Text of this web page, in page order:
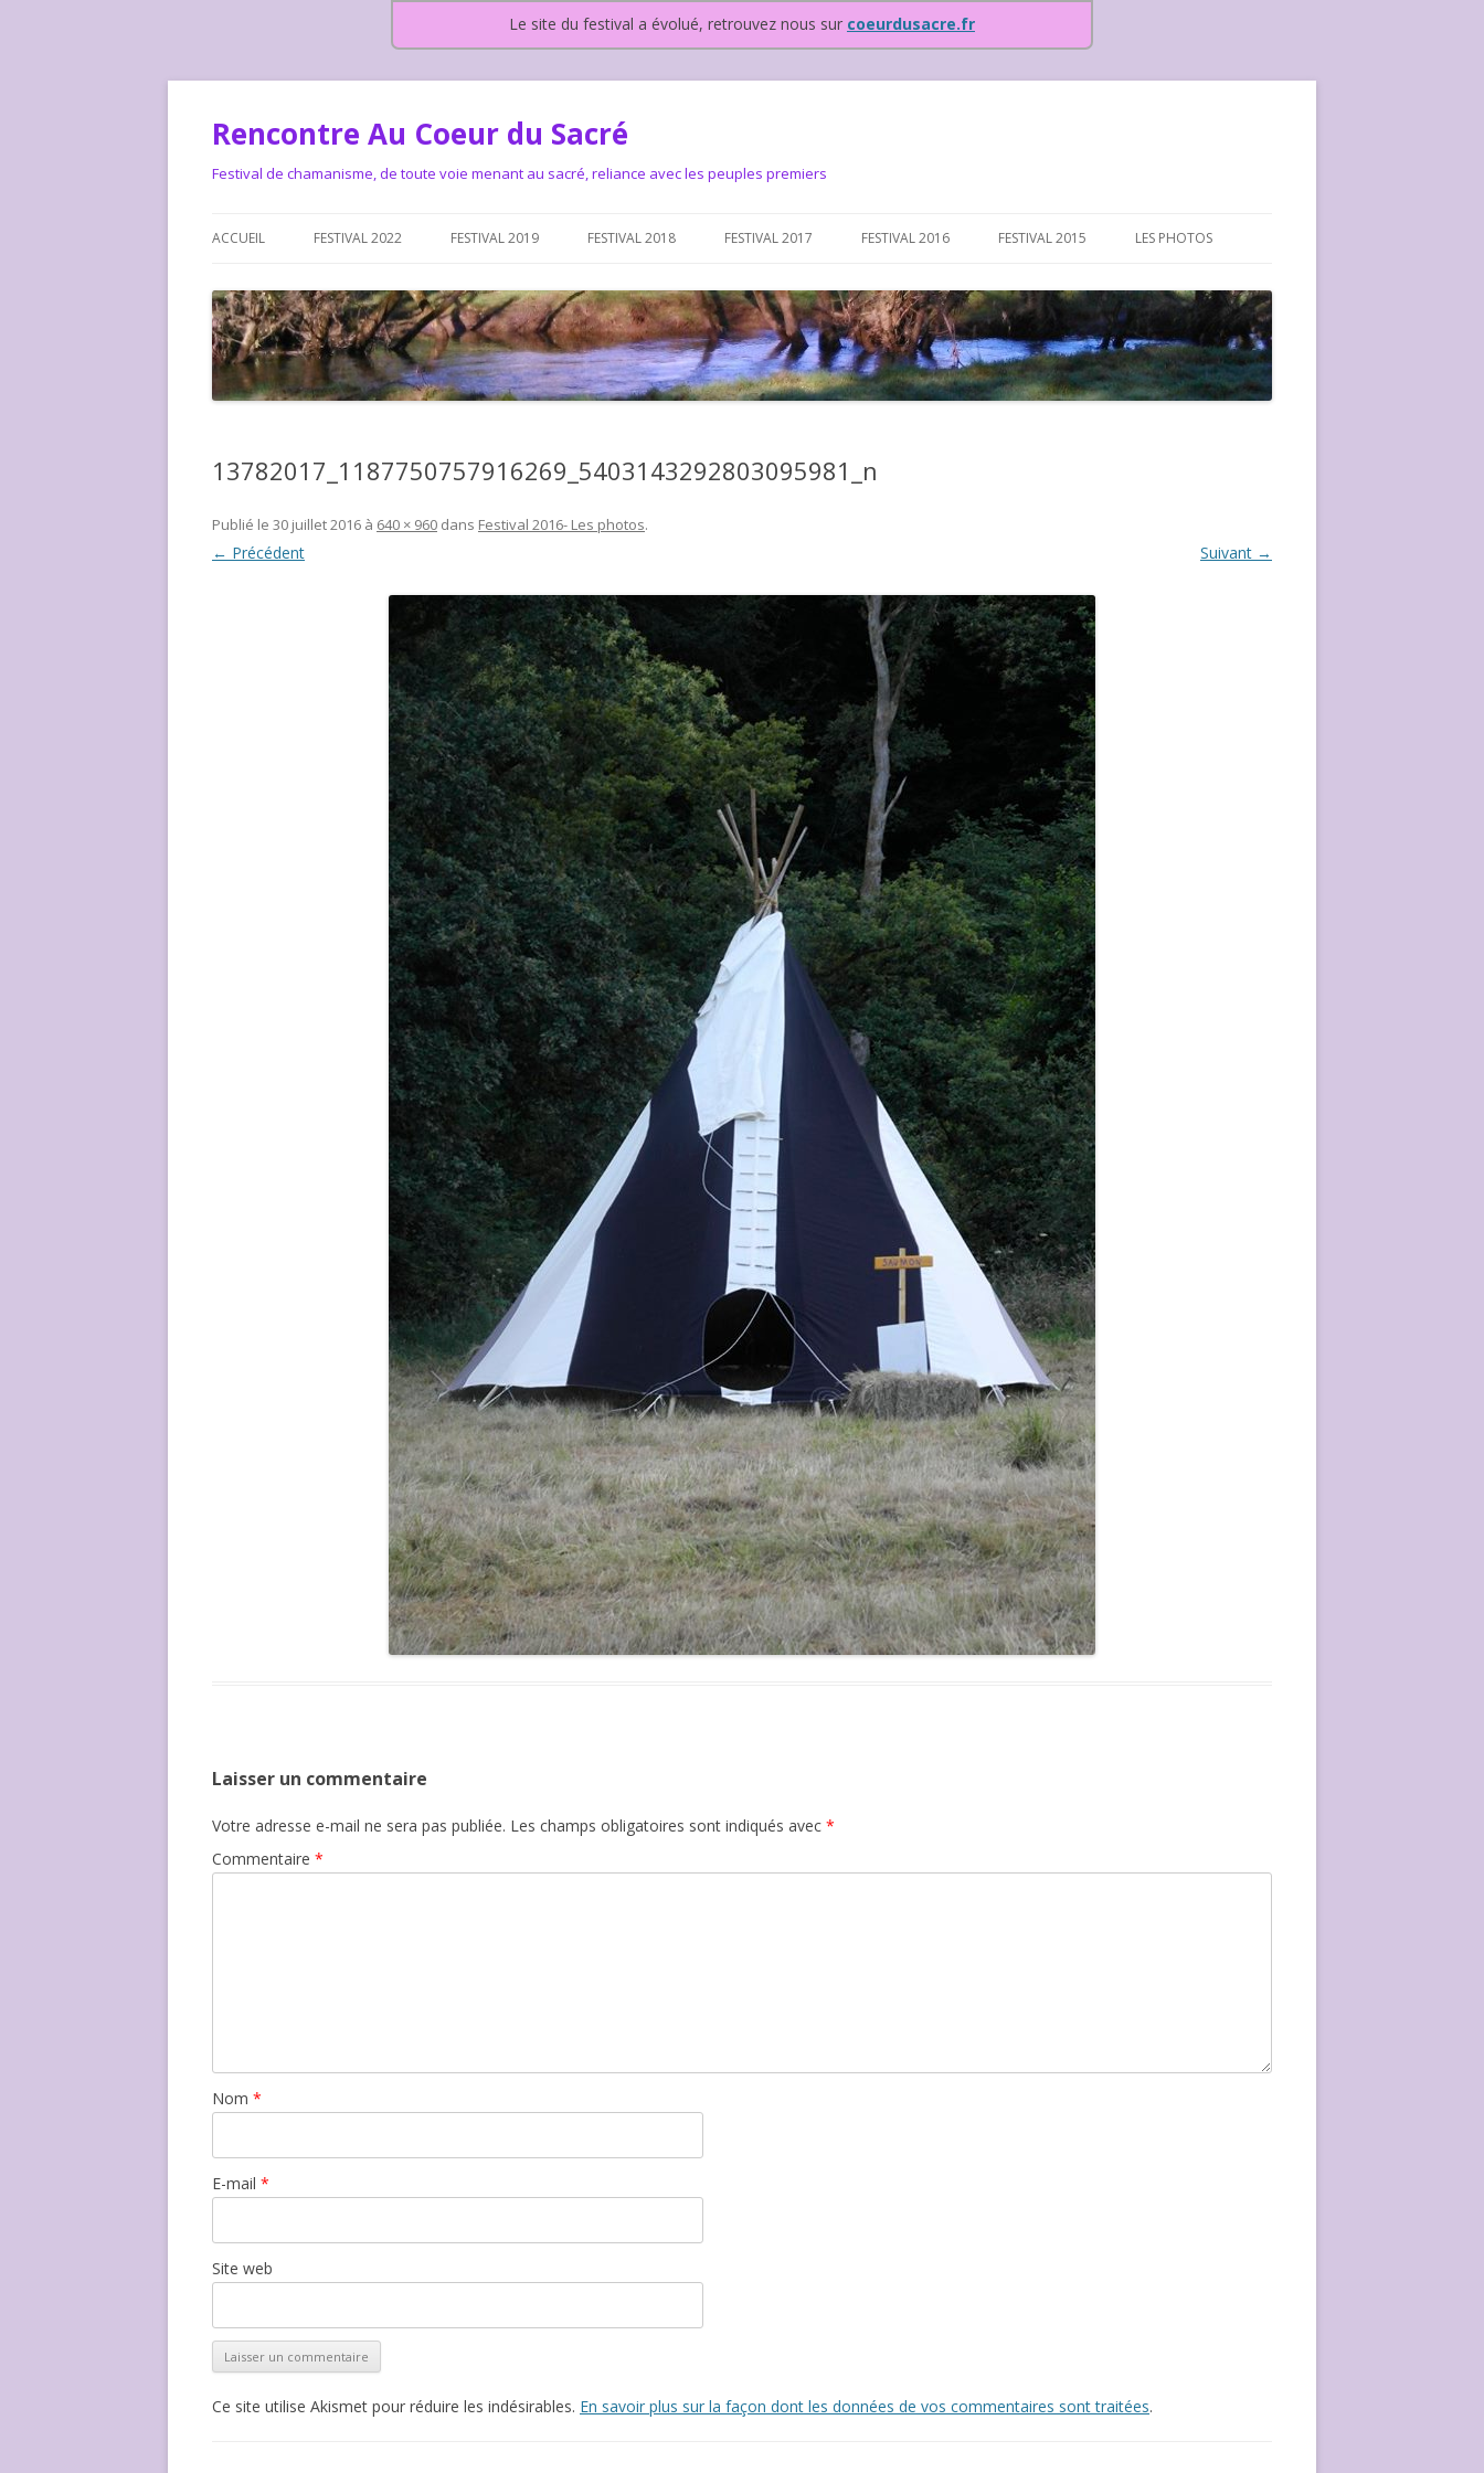
Le site du festival a évolué, retrouvez nous sur coeurdusacre.fr
Rencontre Au Coeur du Sacré
Festival de chamanisme, de toute voie menant au sacré, reliance avec les peuples premiers
ACCUEIL
LA CHARTE DU FESTIVAL
LE FESTIVAL DEPUIS 2015 – QUI
SOMMES-NOUS ?
LE FESTIVAL DEPUIS 2015…OU
ALLONS-NOUS ?
COMMENT FONCTIONNONS
FESTIVAL 2022 FESTIVAL 2019 FESTIVAL 2018 FESTIVAL 2017 FESTIVAL 2016 FESTIVAL 2015 LES PHOTOS
FESTIVAL 2016-PHOTOS
FESTIVAL 2017-PHOTOS ET
VIDÉOS
13782017_1187750757916269_5403143292803095981_n
Publié le 30 juillet 2016 à 640 × 960 dans Festival 2016- Les photos.
← Précédent Suivant →
Laisser un commentaire
Votre adresse e-mail ne sera pas publiée. Les champs obligatoires sont indiqués avec *
Commentaire *
Nom *
E-mail *
Site web
Ce site utilise Akismet pour réduire les indésirables. En savoir plus sur la façon dont les données de vos commentaires sont traitées.